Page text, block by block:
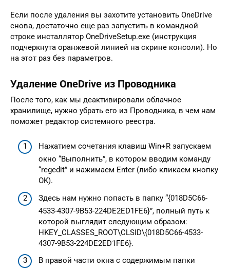
Если после удаления вы захотите установить OneDrive
снова, достаточно еще раз запустить в командной
строке инсталлятор OneDriveSetup.exe (инструкция
подчеркнута оранжевой линией на скрине консоли). Но
на этот раз без параметров.
Удаление OneDrive из Проводника
После того, как мы деактивировали облачное
хранилище, нужно убрать его из Проводника, в чем нам
поможет редактор системного реестра.
Нажатием сочетания клавиш Win+R запускаем
окно “Выполнить”, в котором вводим команду
“regedit” и нажимаем Enter (либо кликаем кнопку
OK).
Здесь нам нужно попасть в папку “{018D5С66-
4533-4307-9B53-224DЕ2ЕD1FE6}”, полный путь к
которой выглядит следующим образом:
HKEY_CLASSES_ROOT\СLSID\{018D5С66-4533-
4307-9B53-224DЕ2ЕD1FE6}.
В правой части окна с содержимым папки